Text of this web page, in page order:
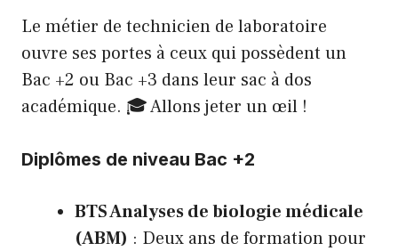
Le métier de technicien de laboratoire
ouvre ses portes à ceux qui possèdent un
Bac +2 ou Bac +3 dans leur sac à dos
académique. 🎓 Allons jeter un œil !
Diplômes de niveau Bac +2
BTS Analyses de biologie médicale
(ABM) : Deux ans de formation pour